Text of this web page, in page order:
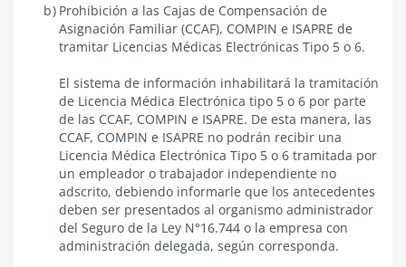
Prohibición a las Cajas de Compensación de
Asignación Familiar (CCAF), COMPIN e ISAPRE de
tramitar Licencias Médicas Electrónicas Tipo 5 o 6.
El sistema de información inhabilitará la tramitación
de Licencia Médica Electrónica tipo 5 o 6 por parte
de las CCAF, COMPIN e ISAPRE. De esta manera, las
CCAF, COMPIN e ISAPRE no podrán recibir una
Licencia Médica Electrónica Tipo 5 o 6 tramitada por
un empleador o trabajador independiente no
adscrito, debiendo informarle que los antecedentes
deben ser presentados al organismo administrador
del Seguro de la Ley N°16.744 o la empresa con
administración delegada, según corresponda.